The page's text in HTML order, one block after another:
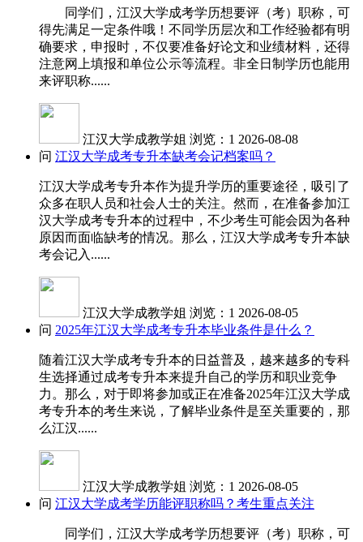
同学们，江汉大学成考学历想要评（考）职称，可
得先满足一定条件哦！不同学历层次和工作经验都有明
确要求，申报时，不仅要准备好论文和业绩材料，还得
注意网上填报和单位公示等流程。非全日制学历也能用
来评职称......
江汉大学成教学姐 浏览：1 2026-08-08
问 江汉大学成考专升本缺考会记档案吗？
江汉大学成考专升本作为提升学历的重要途径，吸引了
众多在职人员和社会人士的关注。然而，在准备参加江
汉大学成考专升本的过程中，不少考生可能会因为各种
原因而面临缺考的情况。那么，江汉大学成考专升本缺
考会记入......
江汉大学成教学姐 浏览：1 2026-08-05
问 2025年江汉大学成考专升本毕业条件是什么？
随着江汉大学成考专升本的日益普及，越来越多的专科
生选择通过成考专升本来提升自己的学历和职业竞争
力。那么，对于即将参加或正在准备2025年江汉大学成
考专升本的考生来说，了解毕业条件是至关重要的，那
么江汉......
江汉大学成教学姐 浏览：1 2026-08-05
问 江汉大学成考学历能评职称吗？考生重点关注
同学们，江汉大学成考学历想要评（考）职称，可